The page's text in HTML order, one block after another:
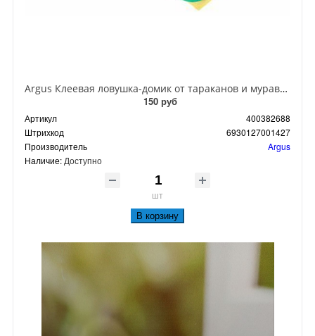
Argus Клеевая ловушка-домик от тараканов и муравьев
150 руб
Артикул
400382688
Штрихкод
6930127001427
Производитель
Argus
Наличие: Доступно
шт
В корзину